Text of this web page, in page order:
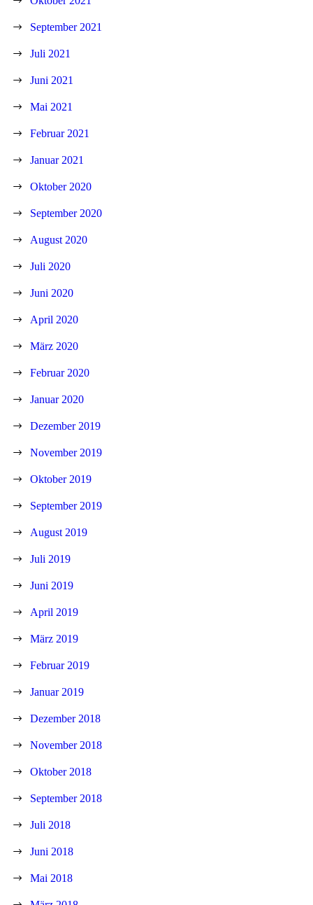
September 2021
Juli 2021
Juni 2021
Mai 2021
Februar 2021
Januar 2021
Oktober 2020
September 2020
August 2020
Juli 2020
Juni 2020
April 2020
März 2020
Februar 2020
Januar 2020
Dezember 2019
November 2019
Oktober 2019
September 2019
August 2019
Juli 2019
Juni 2019
April 2019
März 2019
Februar 2019
Januar 2019
Dezember 2018
November 2018
Oktober 2018
September 2018
Juli 2018
Juni 2018
Mai 2018